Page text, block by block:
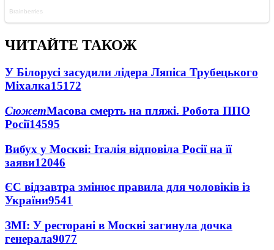
ЧИТАЙТЕ ТАКОЖ
У Білорусі засудили лідера Ляпіса Трубецького
Міхалка15172
СюжетМасова смерть на пляжі. Робота ППО
Росії14595
Вибух у Москві: Італія відповіла Росії на її
заяви12046
ЄС відзавтра змінює правила для чоловіків із
України9541
ЗМІ: У ресторані в Москві загинула дочка
генерала9077